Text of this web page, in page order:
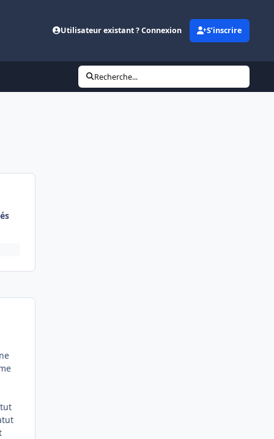
Utilisateur existant ? Connexion S’inscrire
Recherche...